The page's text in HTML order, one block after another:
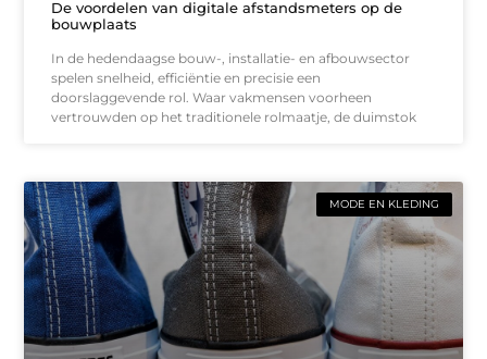
De voordelen van digitale afstandsmeters op de
bouwplaats
In de hedendaagse bouw-, installatie- en afbouwsector
spelen snelheid, efficiëntie en precisie een
doorslaggevende rol. Waar vakmensen voorheen
vertrouwden op het traditionele rolmaatje, de duimstok
MODE EN KLEDING